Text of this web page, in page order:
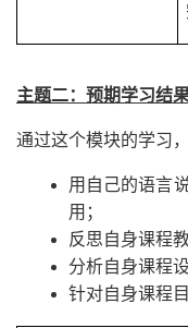
主题二：预期学习结
通过这个模块的学习
用自己的语言
用；
反思自身课程
分析自身课程
针对自身课程